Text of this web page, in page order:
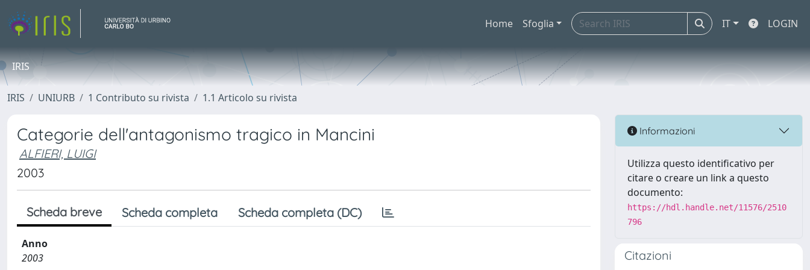
Home Sfoglia IT LOGIN
IRIS
IRIS UNIURB 1 Contributo su rivista 1.1 Articolo su rivista
Categorie dell'antagonismo tragico in Mancini
ALFIERI, LUIGI
2003
Scheda breve Scheda completa Scheda completa (DC)
Anno
2003
Informazioni
Utilizza questo identificativo per
citare o creare un link a questo
documento:
https://hdl.handle.net/11576/2510
796
Citazioni